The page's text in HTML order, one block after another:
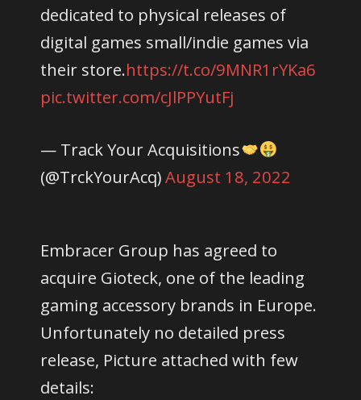
dedicated to physical releases of
digital games small/indie games via
their store.https://t.co/9MNR1rYKa6
pic.twitter.com/cJlPPYutFj
— Track Your Acquisitions
(@TrckYourAcq)August 18, 2022
Embracer Group has agreed to
acquire Gioteck, one of the leading
gaming accessory brands in Europe.
Unfortunately no detailed press
release, Picture attached with few
details: